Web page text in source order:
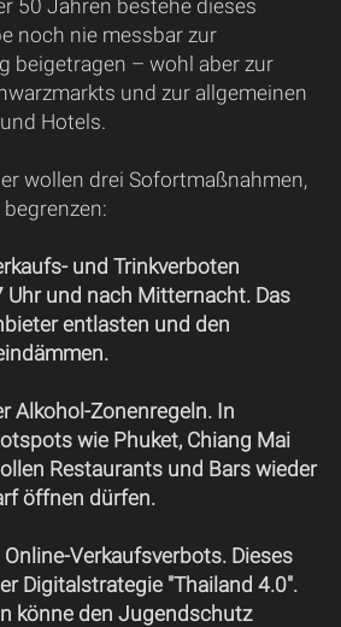
50 Jahren bestehe dieses
noch nie messbar zur
beigetragen – wohl aber zur
und zur allgemeinen
Hotels.
wollen drei Sofortmaßnahmen,
und Trinkverboten
Uhr und nach Mitternacht. Das
entlasten und den
Alkohol-Zonenregeln. In
wie Phuket, Chiang Mai
Restaurants und Bars wieder
öffnen dürfen.
Verkaufsverbots. Dieses
Digitalstrategie "Thailand 4.0".
könne den Jugendschutz